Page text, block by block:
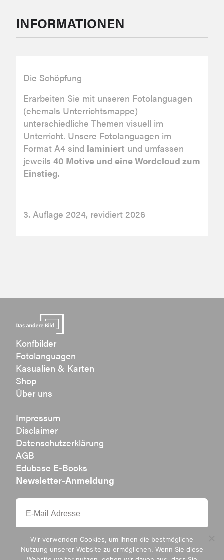
INFORMATIONEN
Die Schöpfung
Erarbeiten Sie mit unseren Fotolanguagen
(ehemals Unterrichtsmappe)
unterschiedliche Themen visuell im
Unterricht. Unsere Fotolanguagen im
Format A4 sind laminiert und umfassen
jeweils 40 Motive und eine Wordcloud zum
Einstieg.
3. Auflage 2024, revidiert 2026
Konfbilder
Fotolanguagen
Kasualien & Karten
Shop
Über uns
Impressum
Disclaimer
Datenschutzerklärung
AGB
Edubase E-Books
Newsletter-Anmeldung
Wir verwenden Cookies, um Ihnen die bestmögliche
Nutzung unserer Website zu ermöglichen. Wenn Sie diese